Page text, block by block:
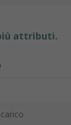
attributi.